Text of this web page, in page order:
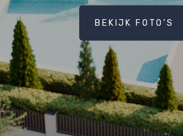
BEKIJK FOTO'S